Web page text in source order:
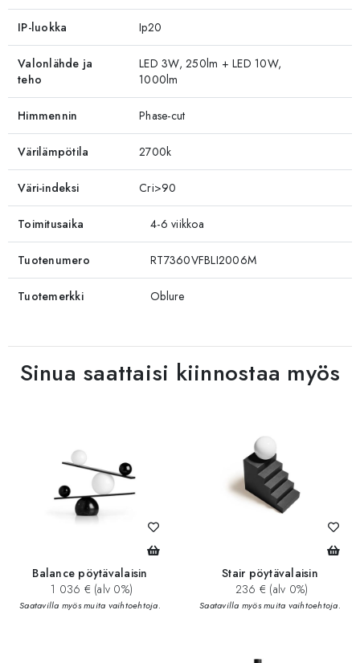
IP-luokka Ip20
Valonlähde ja
teho
LED 3W, 250lm + LED 10W,
1000lm
Himmennin Phase-cut
Värilämpötila 2700k
Väri-indeksi Cri>90
Toimitusaika 4-6 viikkoa
Tuotenumero RT7360VFBLI2006M
Tuotemerkki Oblure
Sinua saattaisi kiinnostaa myös
Balance pöytävalaisin
1 036 € (alv 0%)
Saatavilla myös muita vaihtoehtoja.
Stair pöytävalaisin
236 € (alv 0%)
Saatavilla myös muita vaihtoehtoja.